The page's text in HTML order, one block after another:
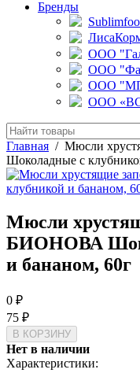
Бренды
ООО
ООО
ООО
ООО
Главная / Мюсли
Шоколадные с
Мюсли
БИОНОВА
и бананом, 60г
0 ₽
75 ₽
Нет в наличии
Характеристики: